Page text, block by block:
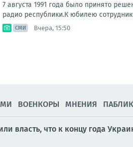
7 августа 1991 года было принято
радио республики.К юбилею
СМИ Вчера, 15:50
ВОЕНКОРЫ МНЕНИЯ
власть, что к концу года